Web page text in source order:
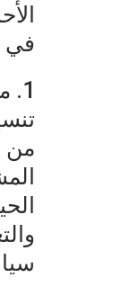
في
1. مفهوم تنسيقية شباب الأحزاب:
من